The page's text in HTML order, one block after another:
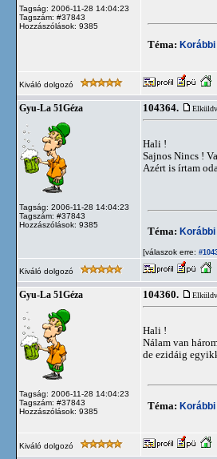
Tagság: 2006-11-28 14:04:23
Tagszám: #37843
Hozzászólások: 9385
Téma: Korábbi
Kiváló dolgozó
Gyu-La 51Géza
Tagság: 2006-11-28 14:04:23
Tagszám: #37843
Hozzászólások: 9385
104364.
Hali !
Sajnos Nincs !
Azért is írtam
Téma: Korábbi
[válaszok erre:
Kiváló dolgozó
Gyu-La 51Géza
Tagság: 2006-11-28 14:04:23
Tagszám: #37843
Hozzászólások: 9385
104360.
Hali !
Nálam van
de ezidáig
Téma: Korábbi
Kiváló dolgozó